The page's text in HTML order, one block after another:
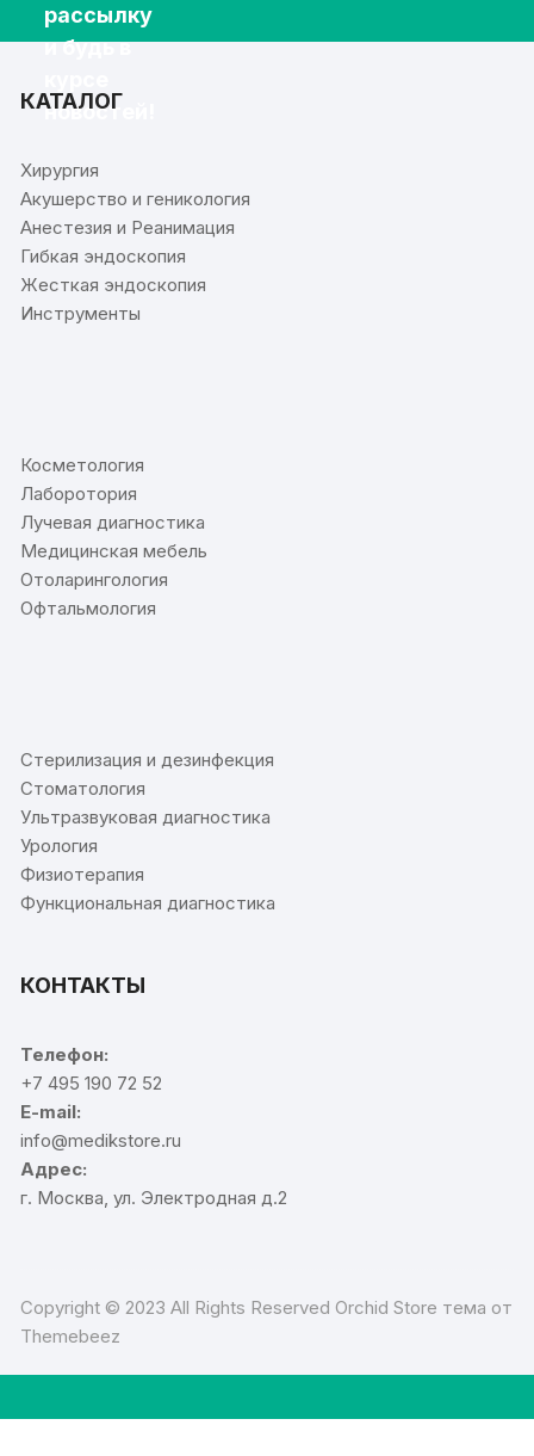
рассылку
и будь в
новостей!
КАТАЛОГ
Хирургия
Акушерство и геникология
Анестезия и Реанимация
Гибкая эндоскопия
Жесткая эндоскопия
Инструменты
Косметология
Лаборотория
Лучевая диагностика
Медицинская мебель
Отоларингология
Офтальмология
Стерилизация и дезинфекция
Стоматология
Ультразвуковая диагностика
Урология
Физиотерапия
Функциональная диагностика
КОНТАКТЫ
Телефон:
+7 495 190 72 52
E-mail:
info@medikstore.ru
Адрес:
г. Москва, ул. Электродная д.2
Copyright © 2023 All Rights Reserved Orchid Store тема от
Themebeez